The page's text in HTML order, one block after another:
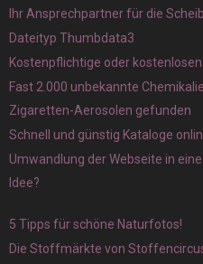
Ihr Ansprechpartner für die
Dateityp Thumbdata3
Kostenpflichtige oder
Fast 2.000 unbekannte
Zigaretten-Aerosolen gefunden
Schnell und günstig Kataloge
Umwandlung der Webseite in
Idee?
5 Tipps für schöne Naturfotos!
Die Stoffmärkte von